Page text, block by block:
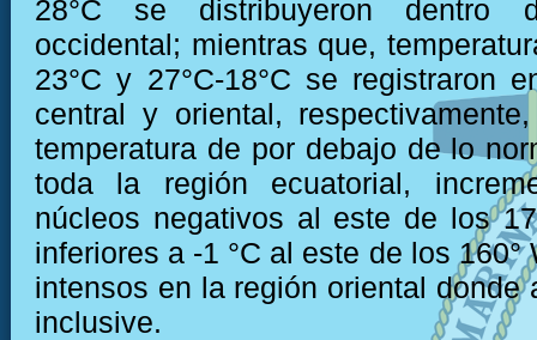
28°C se distribuyeron dentro
occidental; mientras que,
23°C y 27°C-18°C se registraron
central y oriental,
temperatura de por debajo de lo
toda la región ecuatorial,
núcleos negativos al este de los
inferiores a -1 °C al este de los 160°
intensos en la región oriental donde
inclusive.